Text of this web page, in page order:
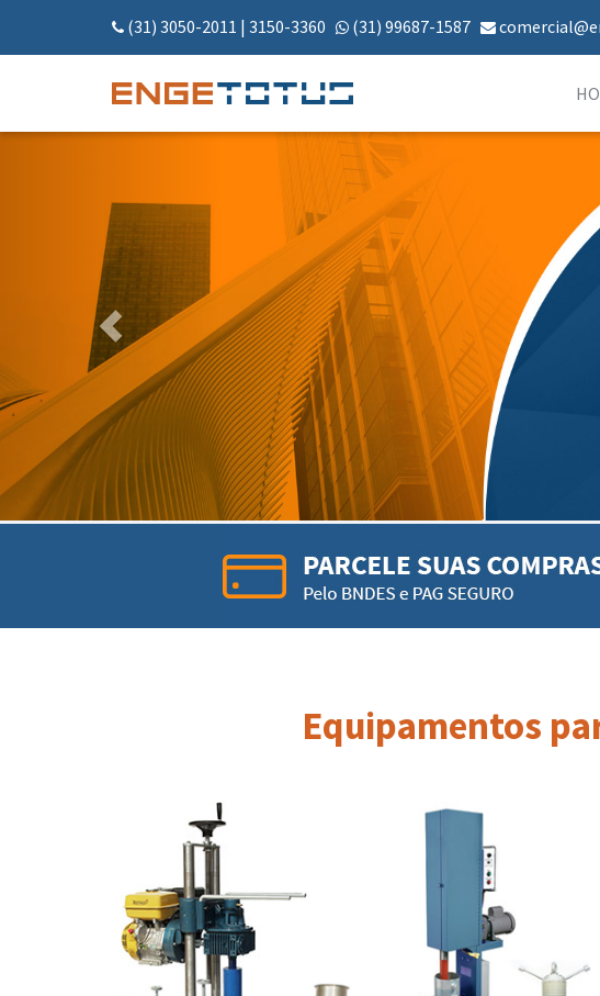
(31) 3050-2011 | 3150-3360 (31) 99687-1587
Equipamentos